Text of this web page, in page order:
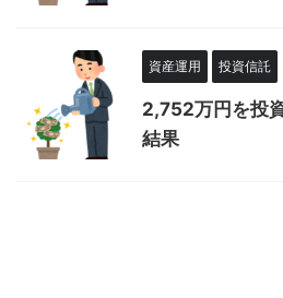
資産運用 投資信託
2,752万円を投
結果